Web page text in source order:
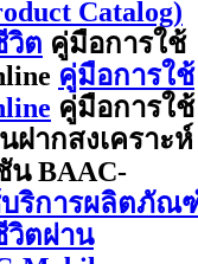
Catalog)
วิต คู่มือการใช้
คู่มือการใช้
คู่มือการใช้
ากสงเคราะห์
น BAAC-
บริการผลิตภัณ
วิตผ่าน